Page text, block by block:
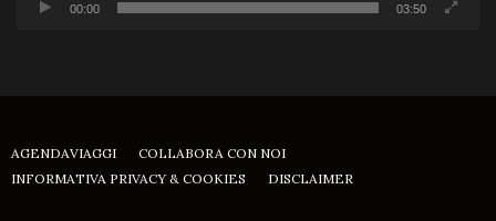
00:00 03:50
AGENDAVIAGGI
COLLABORA CON NOI
INFORMATIVA PRIVACY & COOKIES
DISCLAIMER